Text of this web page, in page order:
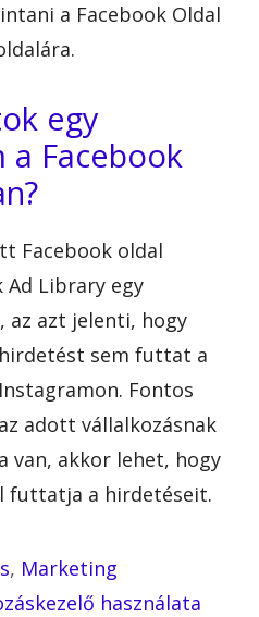
a Facebook Oldal
egy
Facebook
Facebook oldal
Ad Library egy
azt jelenti, hogy
sem futtat a
Fontos
adott vállalkozásnak
van, akkor lehet, hogy
futtatja a hirdetéseit.
, Marketing
használata